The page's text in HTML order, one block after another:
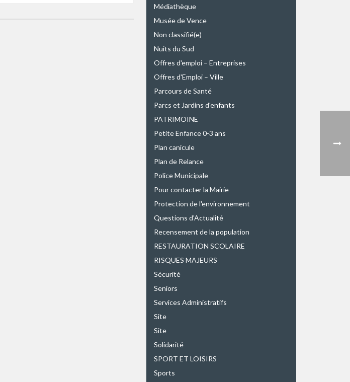
Médiathèque
Musée de Vence
Non classifié(e)
Nuits du Sud
Offres d'emploi – Entreprises
Offres d'Emploi – Ville
Parcours de Santé
Parcs et Jardins d'enfants
PATRIMOINE
Petite Enfance 0-3 ans
Plan canicule
Plan de Relance
Police Municipale
Pour contacter la Mairie
Protection de l'environnement
Questions d'Actualité
Recensement de la population
RESTAURATION SCOLAIRE
RISQUES MAJEURS
Sécurité
Seniors
Services Administratifs
Site
Site
Solidarité
SPORT ET LOISIRS
Sports